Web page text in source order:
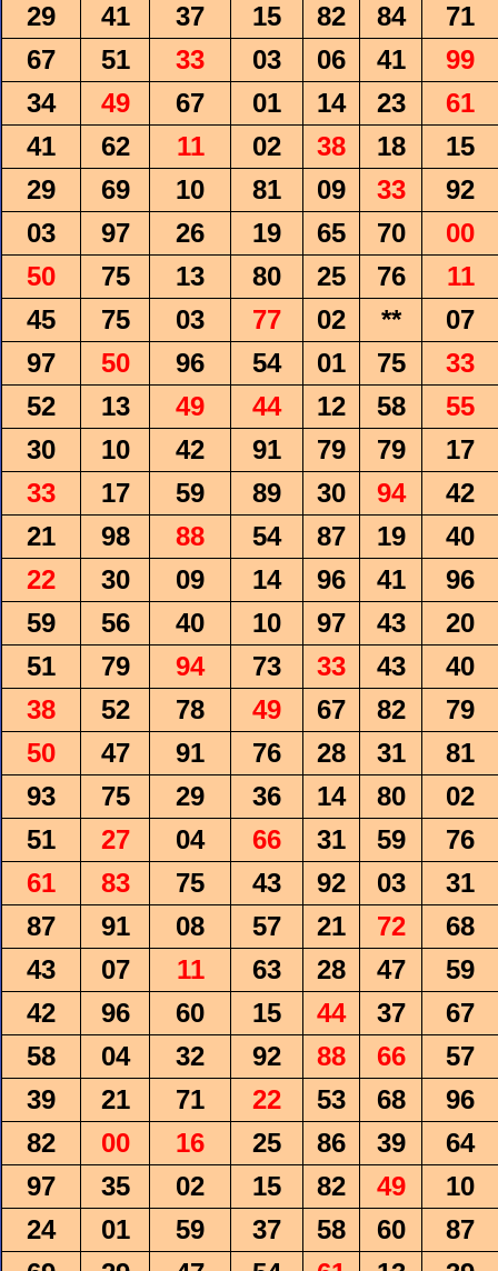
29
41 37 15 82 84
71
67
51 33 03 06 41
99
34
49 67 01 14 23
61
41
62 11 02 38 18
15
29
69 10 81 09 33
92
03
97 26 19 65 70
00
50
75 13 80 25 76
11
45
75 03 77 02 **
07
97
50 96 54 01 75
33
52
13 49 44 12 58
55
30
10 42 91 79 79
17
33
17 59 89 30 94
42
21
98 88 54 87 19
40
22
30 09 14 96 41
96
59
56 40 10 97 43
20
51
79 94 73 33 43
40
38
52 78 49 67 82
79
50
47 91 76 28 31
81
93
75 29 36 14 80
02
51
27 04 66 31 59
76
61
83 75 43 92 03
31
87
91 08 57 21 72
68
43
07 11 63 28 47
59
42
96 60 15 44 37
67
58
04 32 92 88 66
57
39
21 71 22 53 68
96
82
00 16 25 86 39
64
97
35 02 15 82 49
10
24
01 59 37 58 60
87